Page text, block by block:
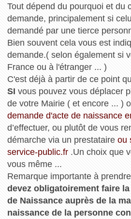
Tout dépend du pourquoi et du
demande, principalement si
demandé par une tierce
Bien souvent cela vous est
demande.( selon également si
France ou à l'étranger ... )
C'est déjà à partir de ce point
SI vous pouvez vous déplacer
de votre Mairie ( et encore ... )
demande d'acte de naissance
d’effectuer, ou plutôt de vous
démarche via un prestataire ou
service-public.fr.Un choix que
vous même ...
Remarque importante à
devez obligatoirement faire
de Naissance auprès de la
naissance de la personne